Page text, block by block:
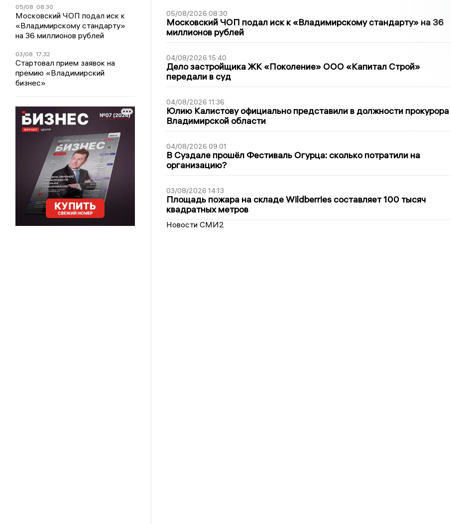
05/08 08:30
Московский ЧОП подал иск к
«Владимирскому стандарту»
на 36 миллионов рублей
03/08 17:32
Стартовал прием заявок на
премию «Владимирский
бизнес»
05/08/2026 08:30
Московский ЧОП подал иск к «Владимирскому стандарту» на 36
миллионов рублей
04/08/2026 15:40
Дело застройщика ЖК «Поколение» ООО «Капитал Строй»
передали в суд
04/08/2026 11:36
Юлию Калистову официально представили в должности прокурора
Владимирской области
04/08/2026 09:01
В Суздале прошёл Фестиваль Огурца: сколько потратили на
организацию?
03/08/2026 14:13
Площадь пожара на складе Wildberries составляет 100 тысяч
квадратных метров
Новости СМИ2